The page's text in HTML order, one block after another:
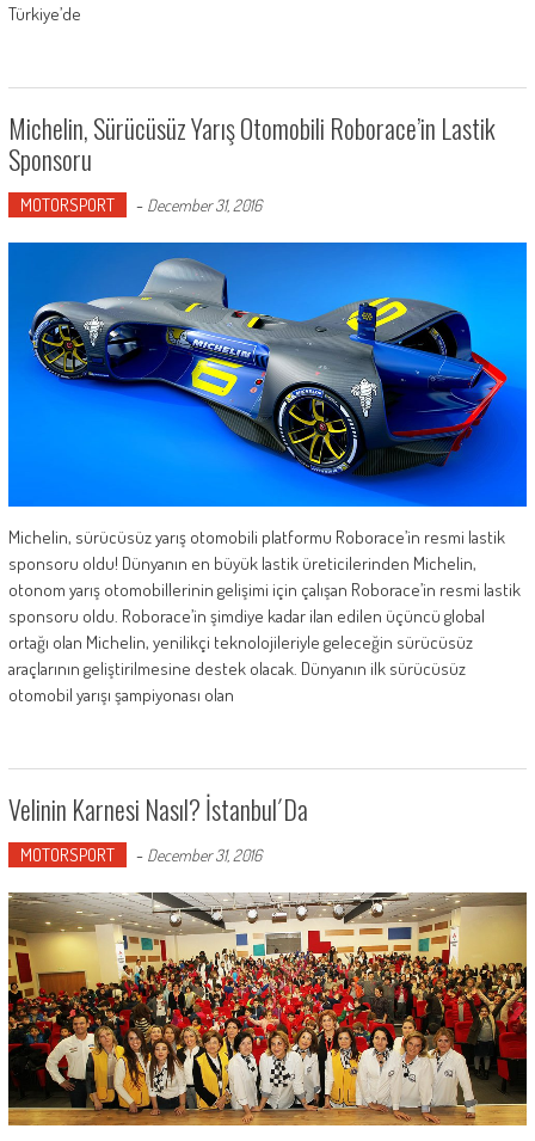
Türkiye’de
Michelin, Sürücüsüz Yarış Otomobili Roborace’in Lastik
Sponsoru
MOTORSPORT - December 31, 2016
Michelin, sürücüsüz yarış otomobili platformu Roborace’in resmi lastik
sponsoru oldu! Dünyanın en büyük lastik üreticilerinden Michelin,
otonom yarış otomobillerinin gelişimi için çalışan Roborace’in resmi lastik
sponsoru oldu. Roborace’in şimdiye kadar ilan edilen üçüncü global
ortağı olan Michelin, yenilikçi teknolojileriyle geleceğin sürücüsüz
araçlarının geliştirilmesine destek olacak. Dünyanın ilk sürücüsüz
otomobil yarışı şampiyonası olan
Velinin Karnesi Nasıl? İstanbul´da
MOTORSPORT - December 31, 2016